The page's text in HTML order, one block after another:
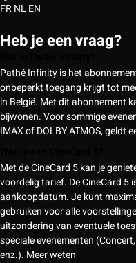
FRNLEN
Heb je een vraag?
Pathé Infinity is het
onbeperkt toegang krijgt tot
in België. Met dit abonnement
bijwonen. Voor sommige
IMAX of DOLBY ATMOS, geldt
Met de CineCard 5 kan je
voordelig tarief. De CineCard 5
aankoopdatum. Je kunt
gebruiken voor alle
uitzondering van eventuele
speciale evenementen
enz.). Meer weten